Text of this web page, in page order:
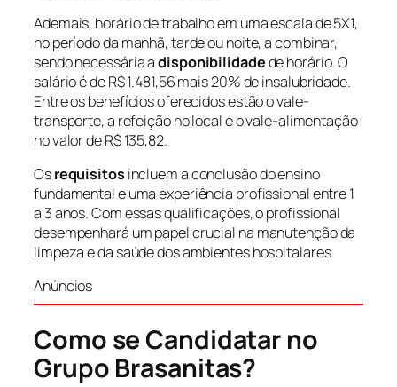
Ademais, horário de trabalho em uma escala de 5X1,
no período da manhã, tarde ou noite, a combinar,
sendo necessária adisponibilidadede horário. O
salário é de R$ 1.481,56 mais 20% de insalubridade.
Entre os benefícios oferecidos estão o vale-
transporte, a refeição no local e o vale-alimentação
no valor de R$ 135,82.
Osrequisitos incluem a conclusão do ensino
fundamental e uma experiência profissional entre 1
a 3 anos. Com essas qualificações, o profissional
desempenhará um papel crucial na manutenção da
limpeza e da saúde dos ambientes hospitalares.
Anúncios
Como se Candidatar no
Grupo Brasanitas?